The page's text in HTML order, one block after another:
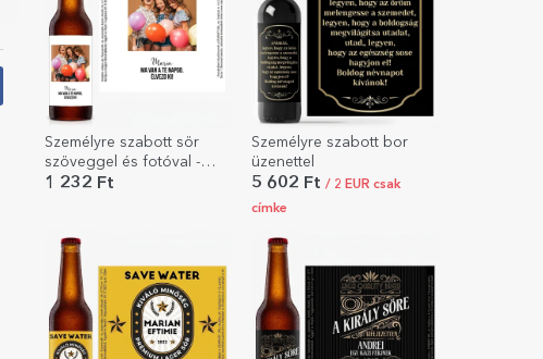
Személyre szabott sör
szöveggel és fotóval -
Boldogság
1 232 Ft
Személyre szabott bor
üzenettel
5 602 Ft/ 2 EUR csak
címke